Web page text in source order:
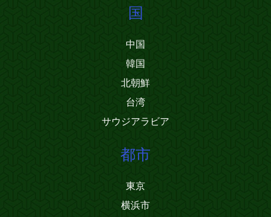
国
中国
韓国
北朝鮮
台湾
サウジアラビア
都市
東京
横浜市